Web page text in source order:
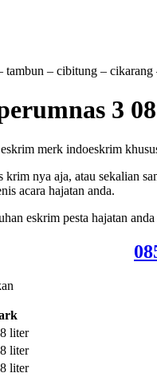
– cibitung –
3
merk indoeskrim
nya aja, atau sekalian
acara hajatan anda.
eskrim pesta hajatan
liter
liter
liter